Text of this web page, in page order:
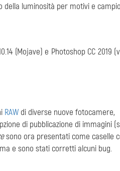
luminosità per motivi e
(Mojave) e Photoshop CC
RAW di diverse nuove fotocamere,
di pubblicazione di immagini
sono ora presentati come caselle
e sono stati corretti alcuni bug.